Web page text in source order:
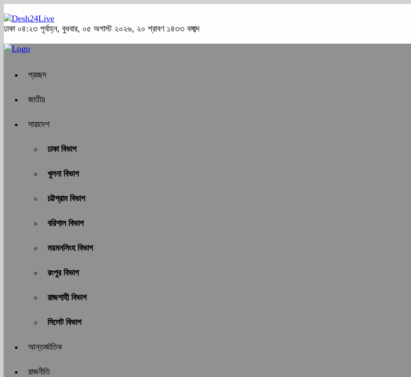
ঢাকা ০৪:২৩ পূর্বাহ্ন, বুধবার, ০৫ অগাস্ট ২০২৬, ২০ শ্রাবণ ১৪৩৩ বঙ্গাব্দ
প্রচ্ছদ
জাতীয়
সারাদেশ
ঢাকা বিভাগ
খুলনা বিভাগ
চট্টগ্রাম বিভাগ
বরিশাল বিভাগ
ময়মনসিংহ বিভাগ
রংপুর বিভাগ
রাজশাহী বিভাগ
সিলেট বিভাগ
আন্তর্জাতিক
রাজনীতি